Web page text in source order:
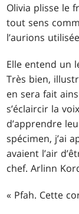
Olivia plisse le
tout sens
l’aurions
Elle entend un
Très bien,
en sera fait
s’éclaircir la
d’apprendre
spécimen, j’ai
avaient l’air
chef. Arlinn
« Pfah. Cette